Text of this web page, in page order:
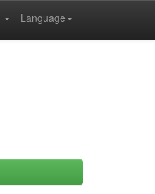
Language